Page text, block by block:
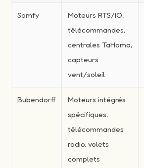
Somfy
Moteurs RTS/IO,
télécommandes,
centrales TaHoma,
capteurs
vent/soleil
Bubendorff
Moteurs intégrés
spécifiques,
télécommandes
radio, volets
complets